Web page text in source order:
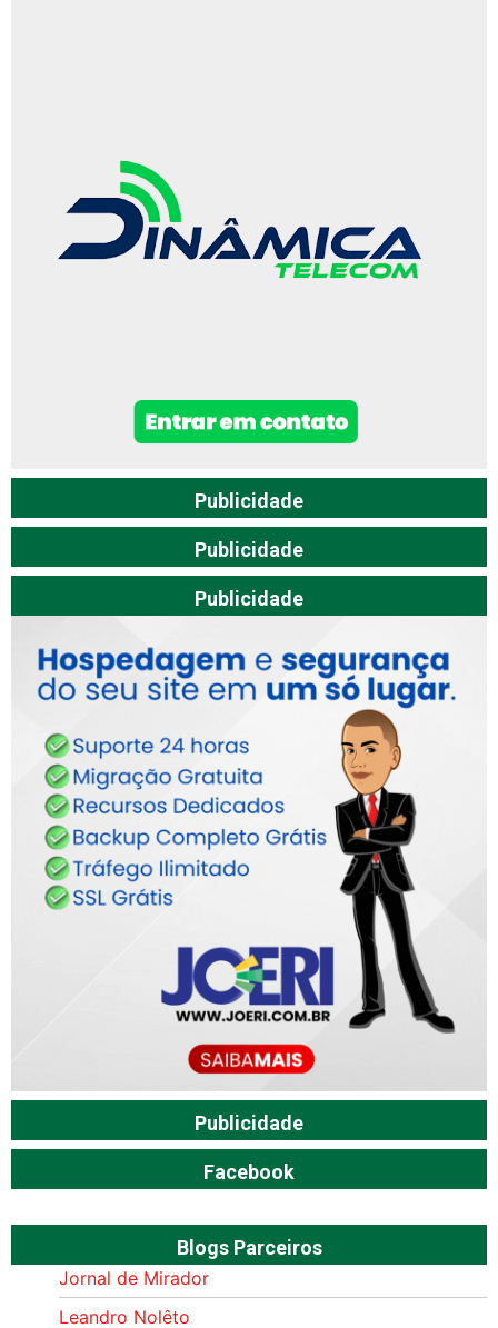
Publicidade
Publicidade
Publicidade
Publicidade
Facebook
Blogs Parceiros
Jornal de Mirador
Leandro Nolêto